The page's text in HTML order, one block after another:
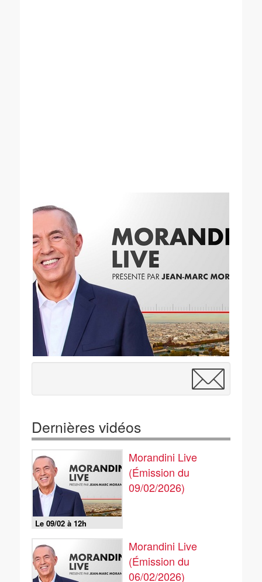
Dernières vidéos
Le 09/02 à 12h
Morandini Live
(Émission du
09/02/2026)
Morandini Live
(Émission du
06/02/2026)